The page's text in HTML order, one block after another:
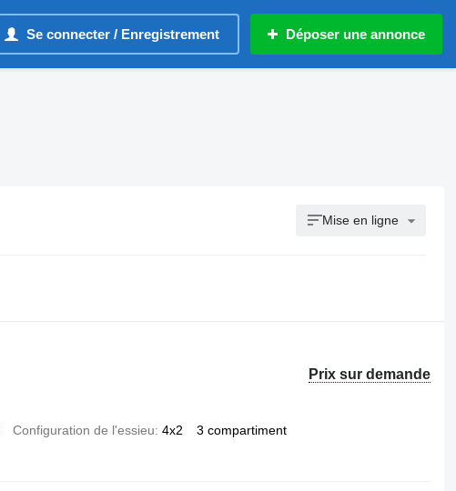
Se connecter / Enregistrement Déposer une annonce
Mise en ligne
Prix sur demande
Configuration de l'essieu 4x2 3 compartiment